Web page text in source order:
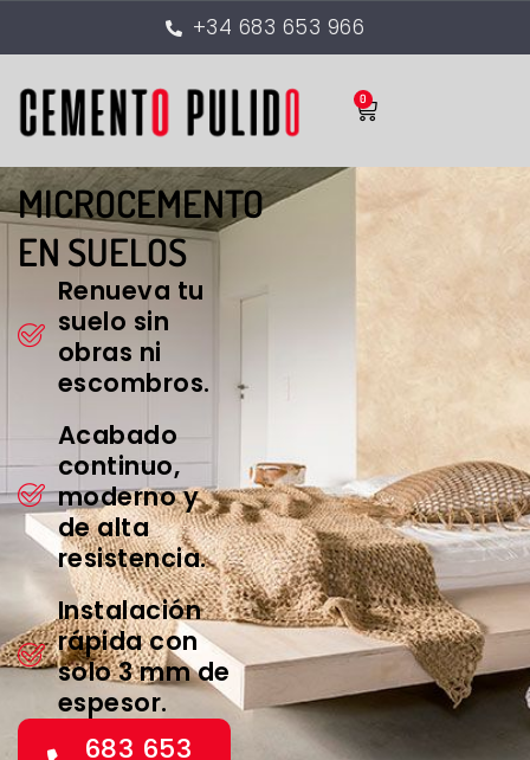
+34 683 653 966
0
MICROCEMENTO
EN SUELOS
Renueva tu
suelo sin
obras ni
escombros.
Acabado
continuo,
moderno y
de alta
resistencia.
Instalación
rápida con
solo 3 mm de
espesor.
683 653